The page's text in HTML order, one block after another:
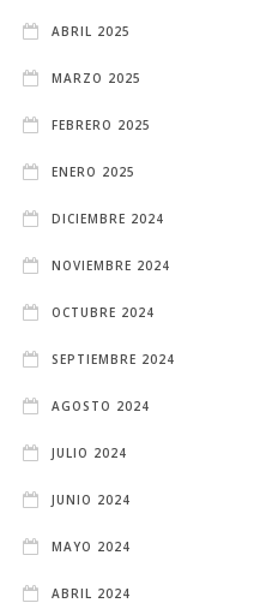
ABRIL 2025
MARZO 2025
FEBRERO 2025
ENERO 2025
DICIEMBRE 2024
NOVIEMBRE 2024
OCTUBRE 2024
SEPTIEMBRE 2024
AGOSTO 2024
JULIO 2024
JUNIO 2024
MAYO 2024
ABRIL 2024